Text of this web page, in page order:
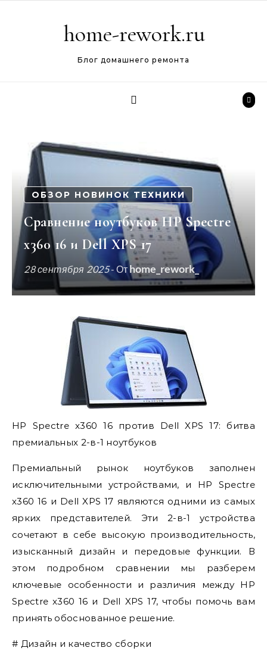
home-rework.ru
Блог домашнего ремонта
ОБЗОР НОВИНОК ТЕХНИКИ
Сравнение ноутбуков HP Spectre
x360 16 и Dell XPS 17
28 сентября 2025- Отhome_rework_
HP Spectre x360 16 против Dell XPS 17: битва
премиальных 2-в-1 ноутбуков
Премиальный рынок ноутбуков заполнен
исключительными устройствами, и HP Spectre
x360 16 и Dell XPS 17 являются одними из самых
ярких представителей. Эти 2-в-1 устройства
сочетают в себе высокую производительность,
изысканный дизайн и передовые функции. В
этом подробном сравнении мы разберем
ключевые особенности и различия между HP
Spectre x360 16 и Dell XPS 17, чтобы помочь вам
принять обоснованное решение.
# Дизайн и качество сборки